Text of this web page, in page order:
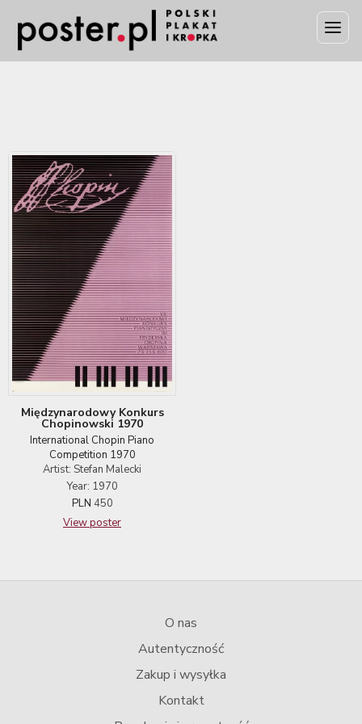
Międzynarodowy Konkurs
Chopinowski 1970
International Chopin Piano
Competition 1970
Artist: Stefan Malecki
Year: 1970
PLN 450
View poster
O nas
Autentyczność
Zakup i wysyłka
Kontakt